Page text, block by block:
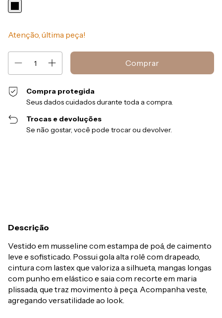
Atenção, última peça!
Compra protegida
Seus dados cuidados durante toda a compra.
Trocas e devoluções
Se não gostar, você pode trocar ou devolver.
Descrição
Vestido em musseline com estampa de poá, de caimento
leve e sofisticado. Possui gola alta rolê com drapeado,
cintura com lastex que valoriza a silhueta, mangas longas
com punho em elástico e saia com recorte em maria
plissada, que traz movimento à peça. Acompanha veste,
agregando versatilidade ao look.